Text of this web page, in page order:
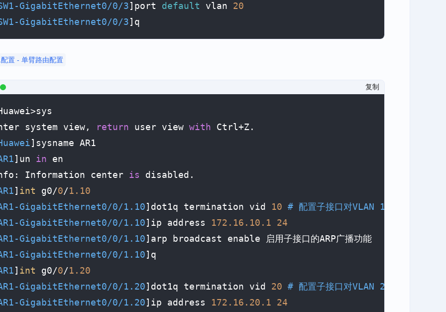
GigabitEthernet0/0/3]port default vlan 20
GigabitEthernet0/0/3
置 - 单臂路由配置
复制
system view,
return user view with Ctrl+Z.
]sysname AR1
]un in en
Information center is disabled.
] int g0/0/1.10
GigabitEthernet0/0/1.10]dot1q termination vid 10 # 配置子接口对VLAN 10的802.1Q标
GigabitEthernet0/0/1.10]ip address 172.16 .10 .1
24
GigabitEthernet0/0/1.10]arp broadcast enable 启用子接口的ARP广播功能
GigabitEthernet0/0/1.10]q
] int g0/0/1.20
GigabitEthernet0/0/1.20]dot1q termination vid 20 # 配置子接口对VLAN 20的802.1Q标
GigabitEthernet0/0/1.20]ip address 172.16 .20 .1
24